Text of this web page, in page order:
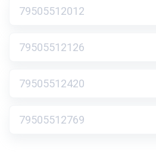
79505512012
79505512126
79505512420
79505512769